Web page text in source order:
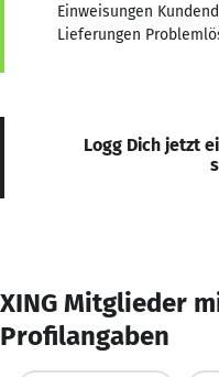
Einweisungen
Lieferungen
Logg Dich jetzt
XING Mitglieder
Profilangaben